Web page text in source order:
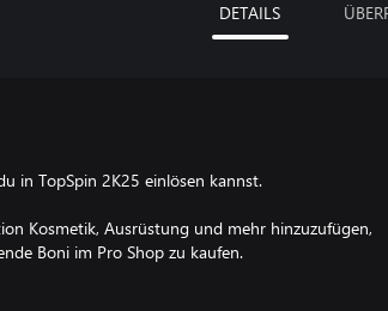
DETAILS
in TopSpin 2K25 einlösen kannst.
Kosmetik, Ausrüstung und mehr hinzuzufügen,
Boni im Pro Shop zu kaufen.